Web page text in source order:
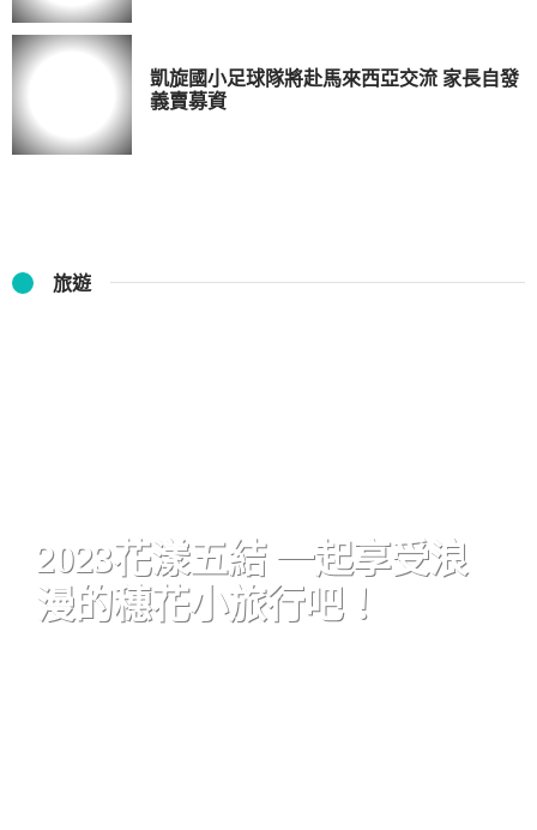
凱旋國小足球隊將赴馬來西亞交流 家長自發
義賣募資
旅遊
2023花漾五結 一起享受浪
漫的穗花小旅行吧！